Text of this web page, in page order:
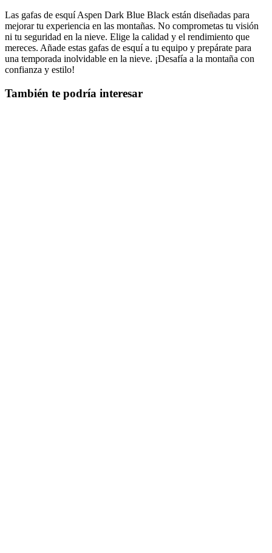
Las gafas de esquí Aspen Dark Blue Black están diseñadas para
mejorar tu experiencia en las montañas. No comprometas tu visión
ni tu seguridad en la nieve. Elige la calidad y el rendimiento que
mereces. Añade estas gafas de esquí a tu equipo y prepárate para
una temporada inolvidable en la nieve. ¡Desafía a la montaña con
confianza y estilo!
También te podría interesar